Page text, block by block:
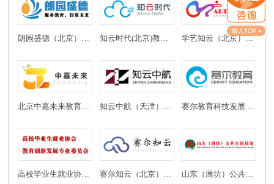
朗园盛德（北京）教育投资有限公司 知云时代(北京)教育科技有限公司 学艺知云（北京）教育科技有限公司
高校毕业生就业协会教育创新发展专业委员会 赛尔知云（北京）教育科技有限公司 山东（潍坊）公共实训基地